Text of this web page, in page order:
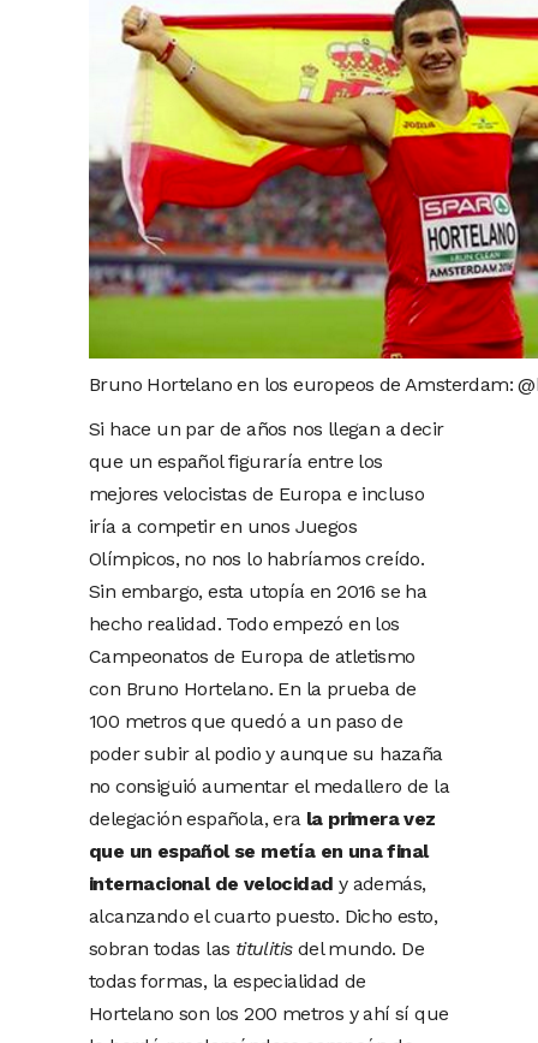
Bruno Hortelano en los europeos de Amsterdam:
Si hace un par de años nos llegan a decir
que un español figuraría entre los
mejores velocistas de Europa e incluso
iría a competir en unos Juegos
Olímpicos, no nos lo habríamos creído.
Sin embargo, esta utopía en 2016 se ha
hecho realidad. Todo empezó en los
Campeonatos de Europa de atletismo
con Bruno Hortelano. En la prueba de
100 metros que quedó a un paso de
poder subir al podio y aunque su hazaña
no consiguió aumentar el medallero de la
delegación española, era la primera vez
que un español se metía en una final
internacional de velocidad y además,
alcanzando el cuarto puesto. Dicho esto,
sobran todas las titulitisdel mundo. De
todas formas, la especialidad de
Hortelano son los 200 metros y ahí sí que